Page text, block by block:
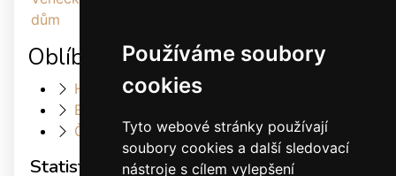
Používáme soubory
cookies
Tyto webové stránky používají
soubory cookies a další sledovací
nástroje s cílem vylepšení
dům
Oblíbené odkazy
Heller Dance & Fashion
Elis Dance Sport s.r.o.
Český svaz tanečního sportu
Statistiky